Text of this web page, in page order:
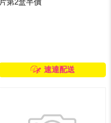
片第2盒半價
速達配送